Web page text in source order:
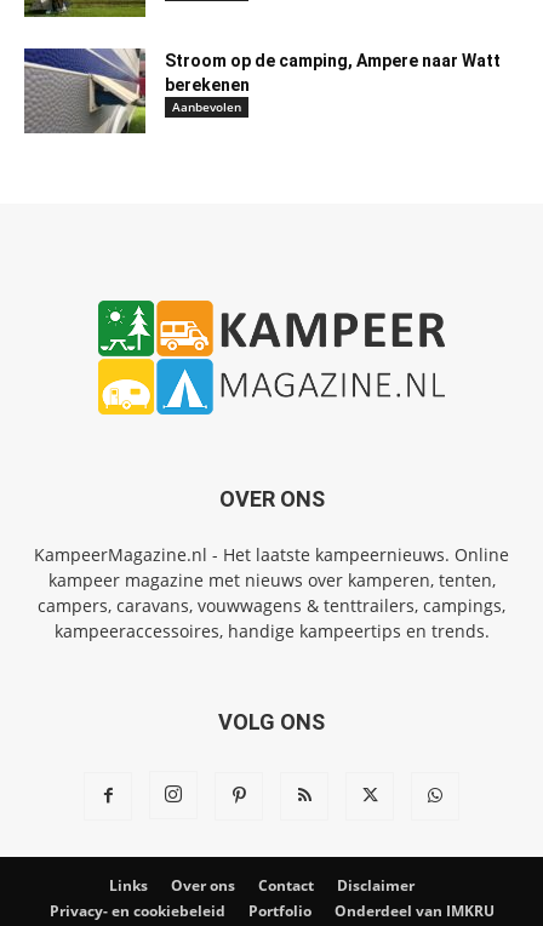
Stroom op de camping, Ampere naar Watt
berekenen
Aanbevolen
OVER ONS
KampeerMagazine.nl - Het laatste kampeernieuws. Online
kampeer magazine met nieuws over kamperen, tenten,
campers, caravans, vouwwagens & tenttrailers, campings,
kampeeraccessoires, handige kampeertips en trends.
VOLG ONS
Links Over ons Contact
Disclaimer
Privacy- en cookiebeleid
Portfolio Onderdeel van IMKRU